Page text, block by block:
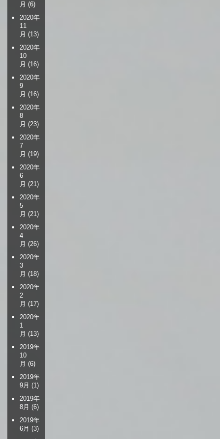
月 (6)
2020年
11
月 (13)
2020年
10
月 (16)
2020年
9
月 (16)
2020年
8
月 (23)
2020年
7
月 (19)
2020年
6
月 (21)
2020年
5
月 (21)
2020年
4
月 (26)
2020年
3
月 (18)
2020年
2
月 (17)
2020年
1
月 (13)
2019年
10
月 (6)
2019年
9月 (1)
2019年
8月 (6)
2019年
6月 (3)